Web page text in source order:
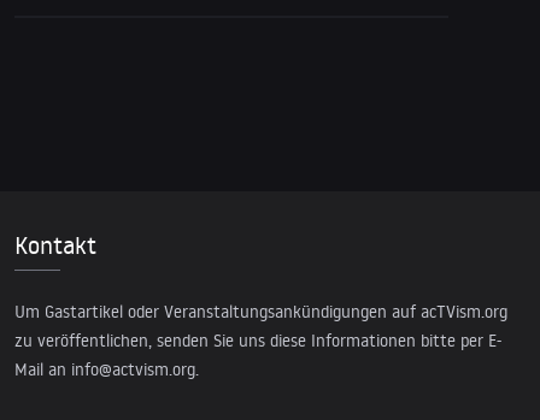
Kontakt
Um Gastartikel oder Veranstaltungsankündigungen auf acTVism.org
zu veröffentlichen, senden Sie uns diese Informationen bitte per E-
Mail an info@actvism.org.